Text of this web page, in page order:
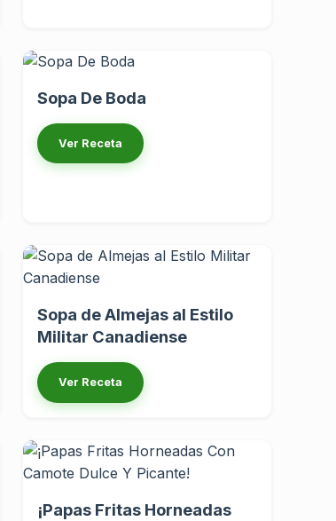
Sopa De Boda
Ver Receta
Sopa de Almejas al Estilo
Militar Canadiense
Ver Receta
¡Papas Fritas Horneadas